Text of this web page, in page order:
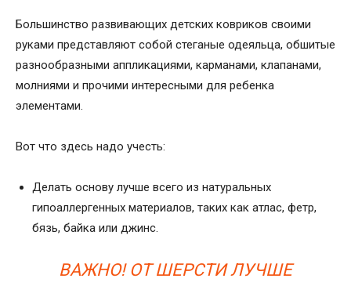
Большинство развивающих детских ковриков своими
руками представляют собой стеганые одеяльца, обшитые
разнообразными аппликациями, карманами, клапанами,
молниями и прочими интересными для ребенка
элементами.
Вот что здесь надо учесть:
Делать основу лучше всего из натуральных
гипоаллергенных материалов, таких как атлас, фетр,
бязь, байка или джинс.
ВАЖНО! ОТ ШЕРСТИ ЛУЧШЕ